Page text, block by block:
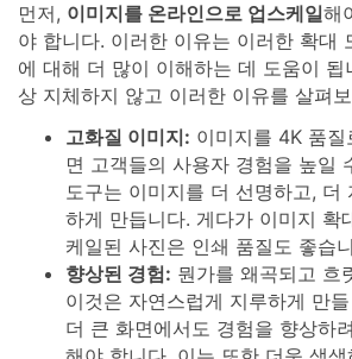
먼저, 이미지를 온라인으로 업스케일해
야 합니다. 이러한 이유는 이러한 확대
에 대해 더 많이 이해하는 데 도움이 됩
상 지체하지 않고 이러한 이유를 살펴
고화질 이미지: 이미지를 4K 품
면 고객들의 사용자 경험을 높일
도구는 이미지를 더 선명하고, 더
하게 만듭니다. 게다가 이미지 확
케일된 사진은 인쇄 품질도 좋습
향상된 경험: 뭔가를 왜곡되고 흐
이것은 자연스럽게 지루하게 만
더 큰 화면에서도 경험을 향상하